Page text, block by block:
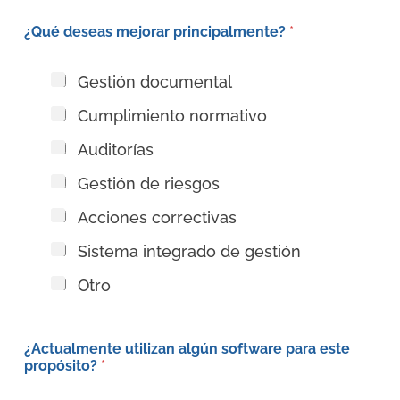
e
*
f
¿Qué deseas mejorar principalmente? *
Gestión documental
Cumplimiento normativo
Auditorías
Gestión de riesgos
Acciones correctivas
Sistema integrado de gestión
Otro
¿Actualmente utilizan algún software para este
propósito? *